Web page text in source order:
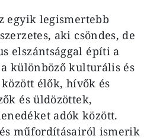
egyik legismertebb
aki csöndes, de
elszántsággal építi a
különböző kulturális és
élők, hívők és
és üldözöttek,
adók között.
műfordításairól ismerik